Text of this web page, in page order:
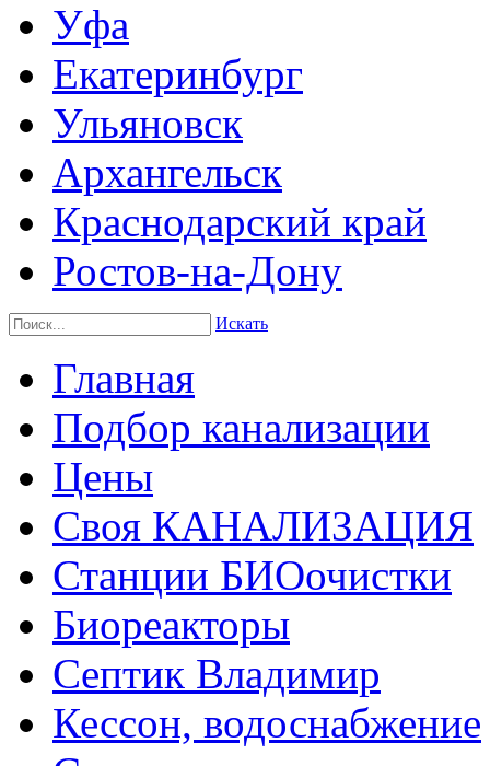
Уфа
Екатеринбург
Ульяновск
Архангельск
Краснодарский край
Ростов-на-Дону
Искать
Главная
Подбор канализации
Цены
Своя КАНАЛИЗАЦИЯ
Станции БИОочистки
Биореакторы
Септик Владимир
Кессон, водоснабжение